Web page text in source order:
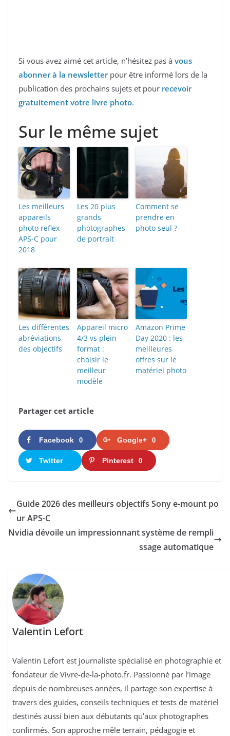
Si vous avez aimé cet article, n’hésitez pas à vous
abonner à la newsletterpour être informé lors de la
publication des prochains sujets et pour recevoir
gratuitement votre livre photo.
Sur le même sujet
Les meilleurs
appareils
photo reflex
APS-C pour
2018
Les 20 plus
grands
photographes
de portrait
Comment se
prendre en
photo seul ?
Les différentes
abréviations
des objectifs
Appareil micro
4/3 vs plein
format :
choisir le
meilleur
modèle
Amazon Prime
Day 2020 : les
meilleures
offres sur le
matériel photo
Partager cet article
Facebook 0 Google+ 0
Twitter Pinterest 0
Guide 2026 des meilleurs objectifs Sony e-mount po
ur APS-C
Nvidia dévoile un impressionnant système de rempli
ssage automatique
Valentin Lefort
Valentin Lefort est journaliste spécialisé en photographie et
fondateur de Vivre-de-la-photo.fr. Passionné par l’image
depuis de nombreuses années, il partage son expertise à
travers des guides, conseils techniques et tests de matériel
destinés aussi bien aux débutants qu’aux photographes
confirmés. Son approche mêle terrain, pédagogie et